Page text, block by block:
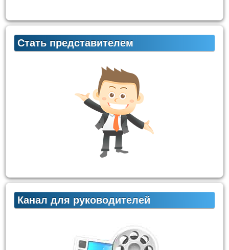
Стать представителем
Канал для руководителей